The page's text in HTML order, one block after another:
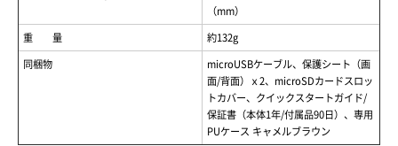
（mm）
重 量 約132g
同梱物
microUSBケーブル、保護シート（画
面/背面）ｘ2、microSDカードスロッ
トカバー、クイックスタートガイド/
保証書（本体1年/付属品90日）、専用
PUケース キャメルブラウン